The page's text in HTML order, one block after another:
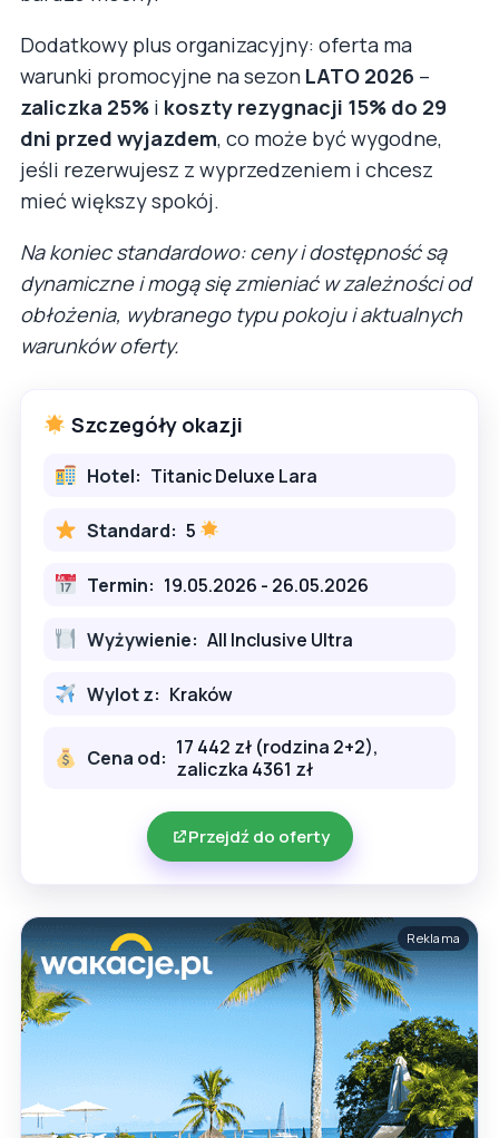
Dodatkowy plus organizacyjny: oferta ma
warunki promocyjne na sezon LATO 2026 –
zaliczka 25% i koszty rezygnacji 15% do 29
dni przed wyjazdem, co może być wygodne,
jeśli rezerwujesz z wyprzedzeniem i chcesz
mieć większy spokój.
Na koniec standardowo: ceny i dostępność są
dynamiczne i mogą się zmieniać w zależności od
obłożenia, wybranego typu pokoju i aktualnych
warunków oferty.
Szczegóły okazji
Hotel: Titanic Deluxe Lara
Standard: 5
Termin: 19.05.2026 - 26.05.2026
Wyżywienie: All Inclusive Ultra
Wylot z: Kraków
Cena od: 17 442 zł (rodzina 2+2),
zaliczka 4361 zł
Przejdź do oferty
Reklama